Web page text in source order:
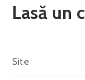
Lasă un